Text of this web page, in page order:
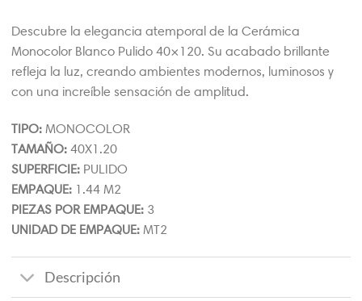
Descubre la elegancia atemporal de la Cerámica
Monocolor Blanco Pulido 40×120. Su acabado brillante
refleja la luz, creando ambientes modernos, luminosos y
con una increíble sensación de amplitud.
TIPO: MONOCOLOR
TAMAÑO: 40X1.20
SUPERFICIE: PULIDO
EMPAQUE: 1.44 M2
PIEZAS POR EMPAQUE: 3
UNIDAD DE EMPAQUE: MT2
Descripción